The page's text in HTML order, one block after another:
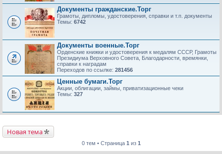
Документы гражданские.Торг
Грамоты, дипломы, удостоверения, справки и т.п. документы
Темы: 6742
Документы военные.Торг
Орденские книжки и удостоверения к медалям СССР, Грамоты
Президиума Верховного Совета, Благодарности, времянки,
справки к наградам
Переходов по ссылке: 281456
Ценные бумаги.Торг
Акции, облигации, займы, приватизационные чеки
Темы: 327
Новая тема
0 тем • Страница 1 из 1